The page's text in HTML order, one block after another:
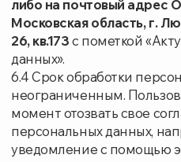
№ Л041-01162-50/00770450 от 15.11.2023
ТЕЛЕФОН
+ 7 (495) 748-97-09
+ 7 (929) 573-06-23
EMAIL
ortomedsalon@gmail.com
АДРЕС
ул. Лесная, дом 1